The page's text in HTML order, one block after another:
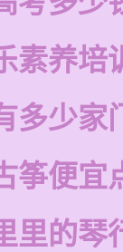
素养培
多少家
筝便宜
里的琴